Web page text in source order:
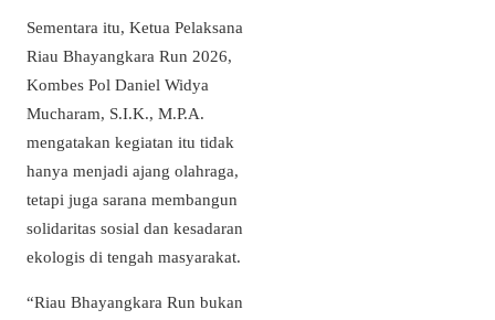
Sementara itu, Ketua Pelaksana
Riau Bhayangkara Run 2026,
Kombes Pol Daniel Widya
Mucharam, S.I.K., M.P.A.
mengatakan kegiatan itu tidak
hanya menjadi ajang olahraga,
tetapi juga sarana membangun
solidaritas sosial dan kesadaran
ekologis di tengah masyarakat.
“Riau Bhayangkara Run bukan